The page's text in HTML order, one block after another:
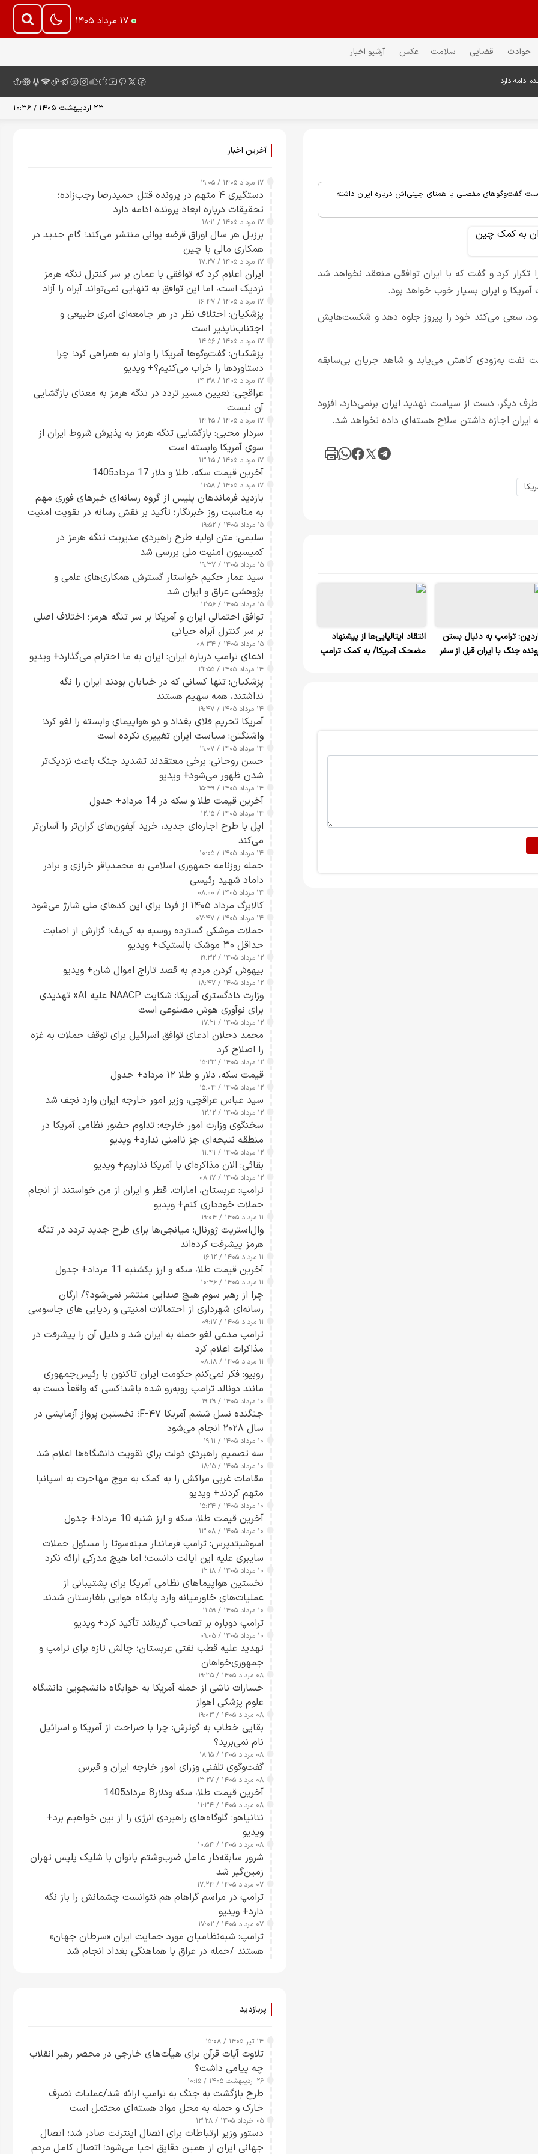
۱۷ مرداد ۱۴۰۵
حوادث قضایی سلامت عکس آرشیو اخبار
۲۳ اردیبهشت ۱۴۰۵ / ۱۰:۳۶
گفت‌وگوهای مفصلی با همتای چینی‌اش درباره ایران داشته
تکرار کرد و گفت که با ایران توافقی منعقد نخواهد شد
و ایران بسیار خوب خواهد بود.
سعی می‌کند خود را پیروز جلوه دهد و شکست‌هایش
نفت به‌زودی کاهش می‌یابد و شاهد جریان بی‌سابقه
دیگر، دست از سیاست تهدید ایران برنمی‌دارد، افزود
اجازه داشتن سلاح هسته‌ای داده نخواهد شد.
ترامپ به دنبال بستن
جنگ با ایران قبل از سفر
انتقاد ایتالیایی‌ها از پیشنهاد
مضحک آمریکا/ به کمک ترامپ
آخرین اخبار
۱۷ مرداد ۱۴۰۵ / ۱۹:۰۵
دستگیری ۴ متهم در پرونده قتل حمیدرضا رجب‌زاده؛
تحقیقات درباره ابعاد پرونده ادامه دارد
۱۷ مرداد ۱۴۰۵ / ۱۸:۱۱
برزیل هر سال اوراق قرضه یوانی منتشر می‌کند؛ گام جدید در
همکاری مالی با چین
۱۷ مرداد ۱۴۰۵ / ۱۷:۲۷
ایران اعلام کرد که توافقی با عمان بر سر کنترل تنگه هرمز
نزدیک است، اما این توافق به تنهایی نمی‌تواند آبراه را آزاد
کند
۱۷ مرداد ۱۴۰۵ / ۱۶:۴۷
پزشکیان: اختلاف نظر در هر جامعه‌ای امری طبیعی و
اجتناب‌ناپذیر است
۱۷ مرداد ۱۴۰۵ / ۱۴:۵۶
پزشکیان: گفت‌وگوها آمریکا را وادار به همراهی کرد؛ چرا
دستاوردها را خراب می‌کنیم؟+ ویدیو
۱۷ مرداد ۱۴۰۵ / ۱۴:۳۸
عراقچی: تعیین مسیر تردد در تنگه هرمز به معنای بازگشایی
آن نیست
۱۷ مرداد ۱۴۰۵ / ۱۴:۲۵
سردار محبی: بازگشایی تنگه هرمز به پذیرش شروط ایران از
سوی آمریکا وابسته است
۱۷ مرداد ۱۴۰۵ / ۱۳:۲۵
آخرین قیمت سکه، طلا و دلار 17 مرداد1405
۱۷ مرداد ۱۴۰۵ / ۱۱:۵۸
بازدید فرماندهان پلیس از گروه رسانه‌ای خبرهای فوری مهم
به مناسبت روز خبرنگار؛ تأکید بر نقش رسانه در تقویت امنیت
و اعتماد عمومی
۱۵ مرداد ۱۴۰۵ / ۱۹:۵۲
سلیمی: متن اولیه طرح راهبردی مدیریت تنگه هرمز در
کمیسیون امنیت ملی بررسی شد
۱۵ مرداد ۱۴۰۵ / ۱۹:۳۷
سید عمار حکیم خواستار گسترش همکاری‌های علمی و
پژوهشی عراق و ایران شد
۱۵ مرداد ۱۴۰۵ / ۱۲:۵۶
توافق احتمالی ایران و آمریکا بر سر تنگه هرمز؛ اختلاف اصلی
بر سر کنترل آبراه حیاتی
۱۵ مرداد ۱۴۰۵ / ۰۸:۳۴
ادعای ترامپ درباره ایران: ایران به ما احترام می‌گذارد+ ویدیو
۱۴ مرداد ۱۴۰۵ / ۲۲:۵۵
پزشکیان: تنها کسانی که در خیابان بودند ایران را نگه
نداشتند، همه سهیم هستند
۱۴ مرداد ۱۴۰۵ / ۱۹:۴۷
آمریکا تحریم فلای بغداد و دو هواپیمای وابسته را لغو کرد؛
واشنگتن: سیاست ایران تغییری نکرده است
۱۴ مرداد ۱۴۰۵ / ۱۹:۰۷
حسن روحانی: برخی معتقدند تشدید جنگ باعث نزدیک‌تر
شدن ظهور می‌شود+ ویدیو
۱۴ مرداد ۱۴۰۵ / ۱۵:۴۹
آخرین قیمت طلا و سکه در 14 مرداد+ جدول
۱۴ مرداد ۱۴۰۵ / ۱۲:۱۵
اپل با طرح اجاره‌ای جدید، خرید آیفون‌های گران‌تر را آسان‌تر
می‌کند
۱۴ مرداد ۱۴۰۵ / ۱۰:۰۵
حمله روزنامه جمهوری اسلامی به محمدباقر خرازی و برادر
داماد شهید رئیسی
۱۴ مرداد ۱۴۰۵ / ۰۸:۰۰
کالابرگ مرداد ۱۴۰۵ از فردا برای این کدهای ملی شارژ می‌شود
۱۴ مرداد ۱۴۰۵ / ۰۷:۴۷
حملات موشکی گسترده روسیه به کی‌یف؛ گزارش از اصابت
حداقل ۳۰ موشک بالستیک+ ویدیو
۱۲ مرداد ۱۴۰۵ / ۱۹:۳۲
بیهوش کردن مردم به قصد تاراج اموال شان+ ویدیو
۱۲ مرداد ۱۴۰۵ / ۱۸:۴۷
وزارت دادگستری آمریکا: شکایت NAACP علیه xAI تهدیدی
برای نوآوری هوش مصنوعی است
۱۲ مرداد ۱۴۰۵ / ۱۷:۲۱
محمد دحلان ادعای توافق اسرائیل برای توقف حملات به غزه
را اصلاح کرد
۱۲ مرداد ۱۴۰۵ / ۱۵:۲۳
قیمت سکه، دلار و طلا ۱۲ مرداد+ جدول
۱۲ مرداد ۱۴۰۵ / ۱۵:۰۴
سید عباس عراقچی، وزیر امور خارجه ایران وارد نجف شد
۱۲ مرداد ۱۴۰۵ / ۱۲:۱۲
سخنگوی وزارت امور خارجه: تداوم حضور نظامی آمریکا در
منطقه نتیجه‌ای جز ناامنی ندارد+ ویدیو
۱۲ مرداد ۱۴۰۵ / ۱۱:۴۱
بقائی: الان مذاکره‌ای با آمریکا نداریم+ ویدیو
۱۲ مرداد ۱۴۰۵ / ۰۸:۱۷
ترامپ: عربستان، امارات، قطر و ایران از من خواستند از انجام
حملات خودداری کنم+ ویدیو
۱۱ مرداد ۱۴۰۵ / ۱۹:۰۴
وال‌استریت ژورنال: میانجی‌ها برای طرح جدید تردد در تنگه
هرمز پیشرفت کرده‌اند
۱۱ مرداد ۱۴۰۵ / ۱۶:۱۲
آخرین قیمت طلا، سکه و ارز یکشنبه 11 مرداد+ جدول
۱۱ مرداد ۱۴۰۵ / ۱۰:۴۶
چرا از رهبر سوم هیچ صدایی منتشر نمی‌شود؟/ ارگان
رسانه‌ای شهرداری از احتمالات امنیتی و ردیابی های جاسوسی
گفت
۱۱ مرداد ۱۴۰۵ / ۰۹:۱۷
ترامپ مدعی لغو حمله به ایران شد و دلیل آن را پیشرفت در
مذاکرات اعلام کرد
۱۱ مرداد ۱۴۰۵ / ۰۸:۱۸
روبیو: فکر نمی‌کنم حکومت ایران تاکنون با رئیس‌جمهوری
مانند دونالد ترامپ روبه‌رو شده باشد؛کسی که واقعاً دست به
اقدام می‌زند
۱۰ مرداد ۱۴۰۵ / ۱۹:۲۹
جنگنده نسل ششم آمریکا F-۴۷؛ نخستین پرواز آزمایشی در
سال ۲۰۲۸ انجام می‌شود
۱۰ مرداد ۱۴۰۵ / ۱۹:۱۱
سه تصمیم راهبردی دولت برای تقویت دانشگاه‌ها اعلام شد
۱۰ مرداد ۱۴۰۵ / ۱۸:۱۵
مقامات غربی مراکش را به کمک به موج مهاجرت به اسپانیا
متهم کردند+ ویدیو
۱۰ مرداد ۱۴۰۵ / ۱۵:۲۴
آخرین قیمت طلا، سکه و ارز شنبه 10 مرداد+ جدول
۱۰ مرداد ۱۴۰۵ / ۱۳:۰۸
اسوشیتدپرس: ترامپ فرماندار مینه‌سوتا را مسئول حملات
سایبری علیه این ایالت دانست؛ اما هیچ مدرکی ارائه نکرد
۱۰ مرداد ۱۴۰۵ / ۱۲:۱۸
نخستین هواپیماهای نظامی آمریکا برای پشتیبانی از
عملیات‌های خاورمیانه وارد پایگاه هوایی بلغارستان شدند
۱۰ مرداد ۱۴۰۵ / ۱۱:۵۹
ترامپ دوباره بر تصاحب گرینلند تأکید کرد+ ویدیو
۱۰ مرداد ۱۴۰۵ / ۰۹:۰۵
تهدید علیه قطب نفتی عربستان؛ چالش تازه برای ترامپ و
جمهوری‌خواهان
۰۸ مرداد ۱۴۰۵ / ۱۹:۳۵
خسارات ناشی از حمله آمریکا به خوابگاه دانشجویی دانشگاه
علوم پزشکی اهواز
۰۸ مرداد ۱۴۰۵ / ۱۹:۰۳
بقایی خطاب به گوترش: چرا با صراحت از آمریکا و اسرائیل
نام نمی‌برید؟
۰۸ مرداد ۱۴۰۵ / ۱۸:۱۵
گفت‌وگوی تلفنی وزرای امور خارجه ایران و قبرس
۰۸ مرداد ۱۴۰۵ / ۱۳:۲۷
آخرین قیمت طلا، سکه ودلار8 مرداد1405
۰۸ مرداد ۱۴۰۵ / ۱۱:۳۴
نتانیاهو: گلوگاه‌های راهبردی انرژی را از بین خواهیم برد+
ویدیو
۰۸ مرداد ۱۴۰۵ / ۱۰:۵۴
شرور سابقه‌دار عامل ضرب‌وشتم بانوان با شلیک پلیس تهران
زمین‌گیر شد
۰۷ مرداد ۱۴۰۵ / ۱۷:۲۴
ترامپ در مراسم گراهام هم نتوانست چشمانش را باز نگه
دارد+ ویدیو
۰۷ مرداد ۱۴۰۵ / ۱۷:۰۲
ترامپ: شبه‌نظامیان مورد حمایت ایران «سرطان جهان»
هستند /حمله در عراق با هماهنگی بغداد انجام شد
پربازدید
۱۴ تیر ۱۴۰۵ / ۱۵:۰۸
تلاوت آیات قرآن برای هیأت‌های خارجی در محضر رهبر انقلاب
چه پیامی داشت؟
۲۶ اردیبهشت ۱۴۰۵ / ۱۰:۱۵
طرح‌ بازگشت به جنگ به ترامپ ارائه شد/عملیات تصرف
خارک و حمله به محل مواد هسته‌ای محتمل است
۰۵ خرداد ۱۴۰۵ / ۱۳:۲۸
دستور وزیر ارتباطات برای اتصال اینترنت صادر شد؛ اتصال
جهانی ایران از همین دقایق احیا می‌شود؛ اتصال کامل مردم